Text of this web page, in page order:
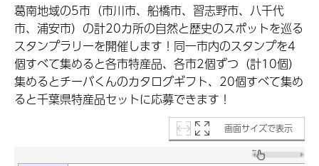
葛南地域の5市（市川市、船橋市、習志野市、八千代
市、浦安市）の計20カ所の自然と歴史のスポットを巡る
スタンプラリーを開催します！同一市内のスタンプを4
個すべて集めると各市特産品、各市2個ずつ（計10個）
集めるとチーバくんのカタログギフト、20個すべて集め
ると千葉県特産品セットに応募できます！
画面サイズで表示